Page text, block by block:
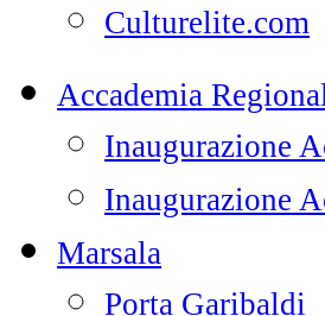
Culturelite.com
Accademia
Inaugurazione
Inaugurazione
Marsala
Porta Garibaldi